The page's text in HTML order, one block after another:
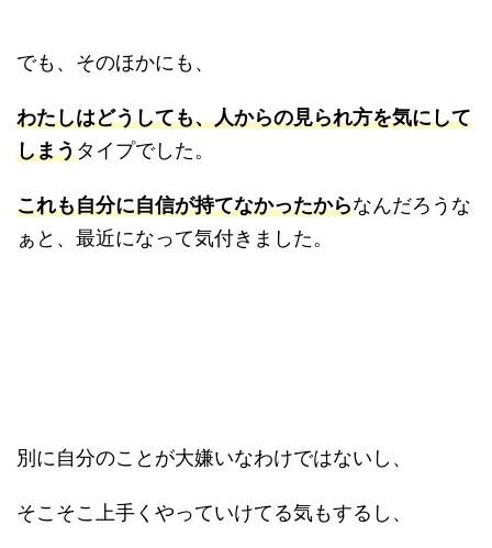
でも、そのほかにも、
わたしはどうしても、人からの見られ方を気にして
しまうタイプでした。
これも自分に自信が持てなかったからなんだろうな
ぁと、最近になって気付きました。
別に自分のことが大嫌いなわけではないし、
そこそこ上手くやっていけてる気もするし、